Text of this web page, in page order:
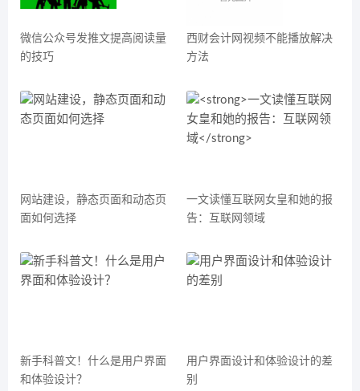
微信公众号发推文提高阅读量
的技巧
西财会计网视频不能播放解决
方法
网站建设，静态页面和动态页
面如何选择
一文读懂互联网女皇和她的报
告：互联网领域
新手科普文！什么是用户界面
和体验设计？
用户界面设计和体验设计的差
别